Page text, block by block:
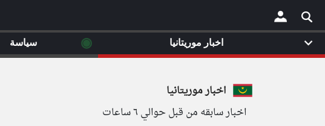
×
اخبار موريتانيا
اخبار سابقه من قبل حوالي ٦ ساعات
اخبار موريتانيا ◉ سياسة